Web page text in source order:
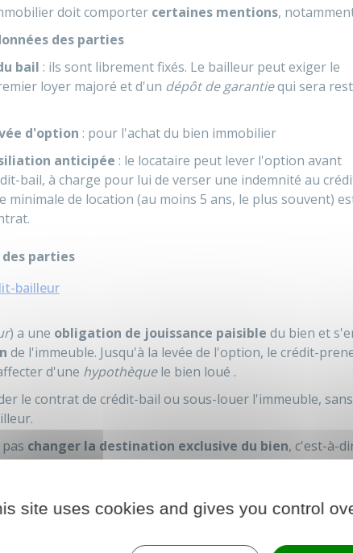
doit comporter certaines mentions,
des parties
bail : ils sont librement fixés. Le bailleur peut exiger le
loyer majoré et d'un dépôt de garantiequi sera
d'option : pour l'achat du bien immobilier
anticipée : le locataire peut lever l'option avant
bail, à charge pour lui de verser une indemnité au
minimale de location (au moins 5 ans, le plus souvent)
parties
bailleur
) a une obligation de jouissance paisible du bien et
de l'immeuble. Jusqu'à la levée de l'option, le crédit-
d'une hypothèquele bien loué .
le contrat de crédit-bail ou sous-louer l'immeuble, sans
changer la destination exclusive du bien, c'est-à-
autre que celui initialement prévu. Par exemple, le
comme local commercial, un immeuble destiné à
site uses cookies and gives you control